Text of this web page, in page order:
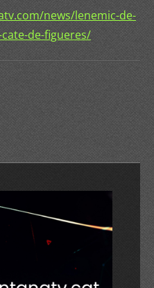
news/lenemic-de-
de-figueres/